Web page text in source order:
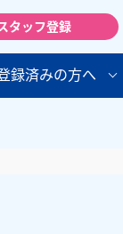
タッフ登録
録済みの方へ